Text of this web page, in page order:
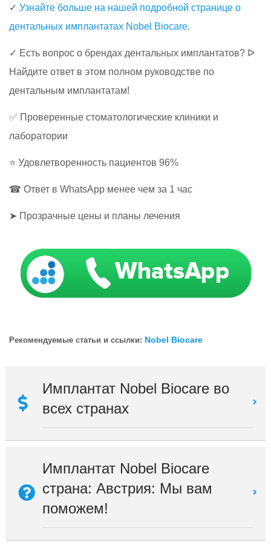
✓ Узнайте больше на нашей подробной странице о
дентальных имплантатах Nobel Biocare.
✓ Есть вопрос о брендах дентальных имплантатов? ᐅ​​​​
Найдите ответ в этом полном руководстве по
дентальным имплантатам!
✅ Проверенные стоматологические клиники и
лаборатории
⭐ Удовлетворенность пациентов 96%
☎ Ответ в WhatsApp менее чем за 1 час
➤ Прозрачные цены и планы лечения
Рекомендуемые статьи и ссылки: Nobel Biocare
Имплантат Nobel Biocare во
всех странах
Имплантат Nobel Biocare
страна: Австрия: Мы вам
поможем!